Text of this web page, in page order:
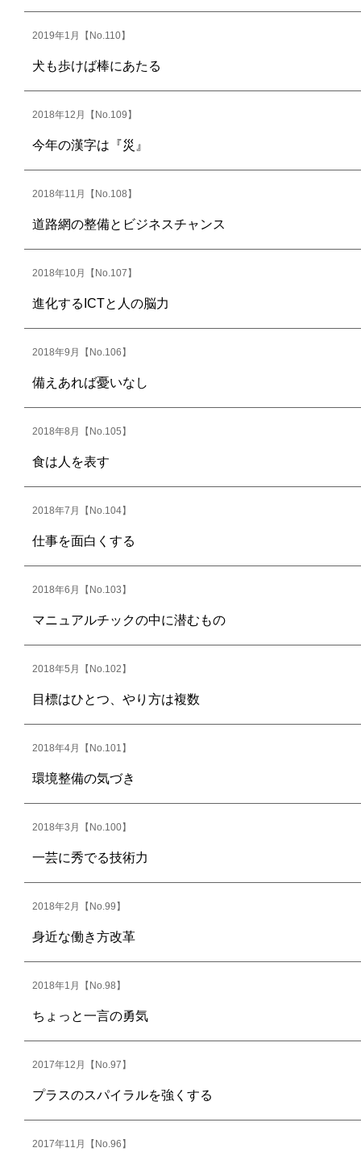
2019年1月【No.110】
犬も歩けば棒にあたる
2018年12月【No.109】
今年の漢字は『災』
2018年11月【No.108】
道路網の整備とビジネスチャンス
2018年10月【No.107】
進化するICTと人の脳力
2018年9月【No.106】
備えあれば憂いなし
2018年8月【No.105】
食は人を表す
2018年7月【No.104】
仕事を面白くする
2018年6月【No.103】
マニュアルチックの中に潜むもの
2018年5月【No.102】
目標はひとつ、やり方は複数
2018年4月【No.101】
環境整備の気づき
2018年3月【No.100】
一芸に秀でる技術力
2018年2月【No.99】
身近な働き方改革
2018年1月【No.98】
ちょっと一言の勇気
2017年12月【No.97】
プラスのスパイラルを強くする
2017年11月【No.96】